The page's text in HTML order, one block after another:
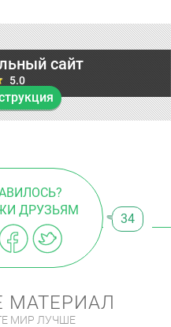
сайт
5.0
ДРУЗЬЯМ
34
МАТЕРИАЛ
МИР ЛУЧШЕ